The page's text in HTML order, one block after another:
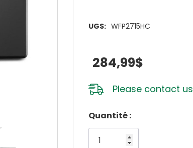
UGS: WFP2715HC
284,99$
Please contact us
Dépêchez-
vous!
Quantité :